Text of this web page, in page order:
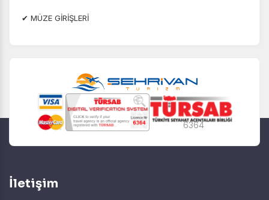
✔ MÜZE GİRİŞLERİ
6364
İletişim